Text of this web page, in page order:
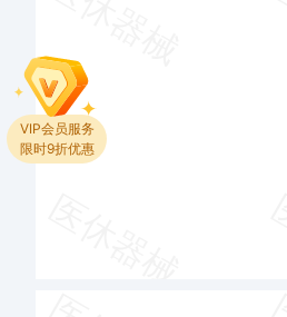
VIP会员服务
限时9折优惠